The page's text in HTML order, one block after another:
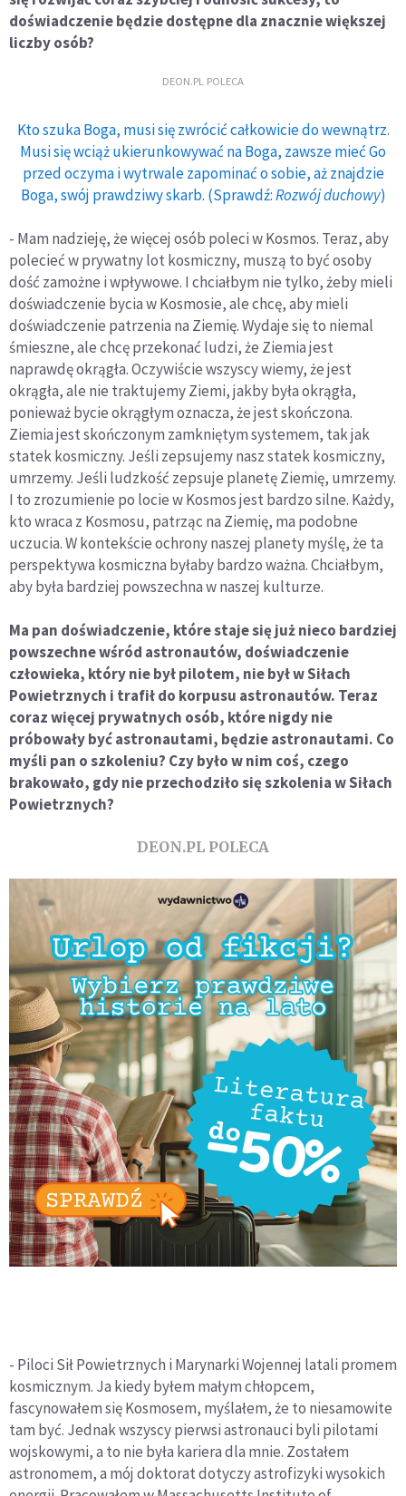
doświadczenie będzie dostępne dla znacznie większej
liczby osób?
DEON.PL POLECA
Kto szuka Boga, musi się zwrócić całkowicie do wewnątrz.
Musi się wciąż ukierunkowywać na Boga, zawsze mieć Go
przed oczyma i wytrwale zapominać o sobie, aż znajdzie
Boga, swój prawdziwy skarb. (Sprawdź:Rozwój duchowy)
- Mam nadzieję, że więcej osób poleci w Kosmos. Teraz, aby
polecieć w prywatny lot kosmiczny, muszą to być osoby
dość zamożne i wpływowe. I chciałbym nie tylko, żeby mieli
doświadczenie bycia w Kosmosie, ale chcę, aby mieli
doświadczenie patrzenia na Ziemię. Wydaje się to niemal
śmieszne, ale chcę przekonać ludzi, że Ziemia jest
naprawdę okrągła. Oczywiście wszyscy wiemy, że jest
okrągła, ale nie traktujemy Ziemi, jakby była okrągła,
ponieważ bycie okrągłym oznacza, że jest skończona.
Ziemia jest skończonym zamkniętym systemem, tak jak
statek kosmiczny. Jeśli zepsujemy nasz statek kosmiczny,
umrzemy. Jeśli ludzkość zepsuje planetę Ziemię, umrzemy.
I to zrozumienie po locie w Kosmos jest bardzo silne. Każdy,
kto wraca z Kosmosu, patrząc na Ziemię, ma podobne
uczucia. W kontekście ochrony naszej planety myślę, że ta
perspektywa kosmiczna byłaby bardzo ważna. Chciałbym,
aby była bardziej powszechna w naszej kulturze.
Ma pan doświadczenie, które staje się już nieco bardziej
powszechne wśród astronautów, doświadczenie
człowieka, który nie był pilotem, nie był w Siłach
Powietrznych i trafił do korpusu astronautów. Teraz
coraz więcej prywatnych osób, które nigdy nie
próbowały być astronautami, będzie astronautami. Co
myśli pan o szkoleniu? Czy było w nim coś, czego
brakowało, gdy nie przechodziło się szkolenia w Siłach
Powietrznych?
DEON.PL POLECA
- Piloci Sił Powietrznych i Marynarki Wojennej latali promem
kosmicznym. Ja kiedy byłem małym chłopcem,
fascynowałem się Kosmosem, myślałem, że to niesamowite
tam być. Jednak wszyscy pierwsi astronauci byli pilotami
wojskowymi, a to nie była kariera dla mnie. Zostałem
astronomem, a mój doktorat dotyczy astrofizyki wysokich